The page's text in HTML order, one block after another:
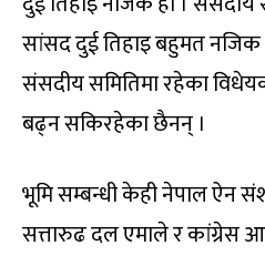
सांसद दुई तिहाइ बहुमत नजिक
संसदीय समितिमा रहेका
बढ्न सकिरहेका छैनन् ।
भूमि सम्बन्धी केही नेपाल ऐन
सत्तारुढ दल एमाले र कांग्रेस